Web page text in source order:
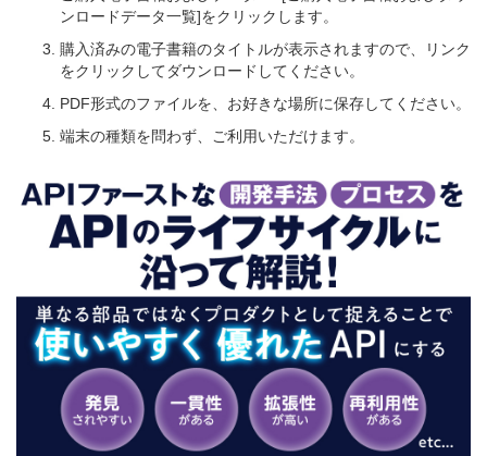
ンロードデータ一覧]をクリックします。
購入済みの電子書籍のタイトルが表示されますので、リンク
をクリックしてダウンロードしてください。
PDF形式のファイルを、お好きな場所に保存してください。
端末の種類を問わず、ご利用いただけます。